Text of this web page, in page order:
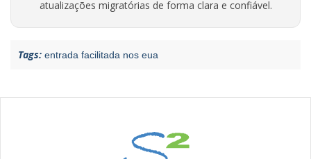
atualizações migratórias de forma clara e confiável.
Tags: entrada facilitada nos eua